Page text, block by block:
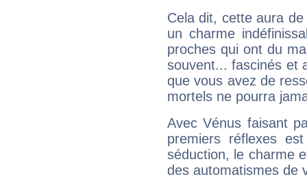
Cela dit, cette aura
un charme
proches qui ont du
souvent... fascinés et
que vous avez de
mortels ne pourra
Avec Vénus faisant
premiers réflexes
séduction, le charme
des automatismes de